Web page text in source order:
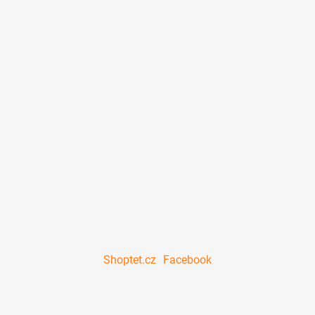
Shoptet.cz Facebook